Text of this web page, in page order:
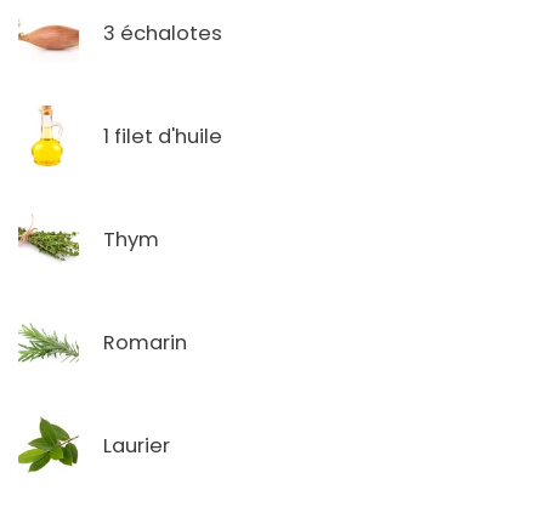
3 échalotes
1 filet d'huile
Thym
Romarin
Laurier